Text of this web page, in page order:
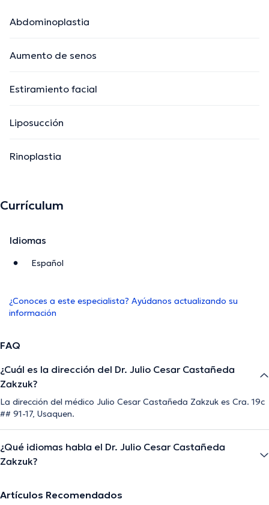
Abdominoplastia
Aumento de senos
Estiramiento facial
Liposucción
Rinoplastia
Currículum
Idiomas
Español
¿Conoces a este especialista? Ayúdanos actualizando su
información
FAQ
¿Cuál es la dirección del Dr. Julio Cesar Castañeda
Zakzuk?
La dirección del médico Julio Cesar Castañeda Zakzuk es Cra. 19c
## 91-17, Usaquen.
¿Qué idiomas habla el Dr. Julio Cesar Castañeda
Zakzuk?
Artículos Recomendados